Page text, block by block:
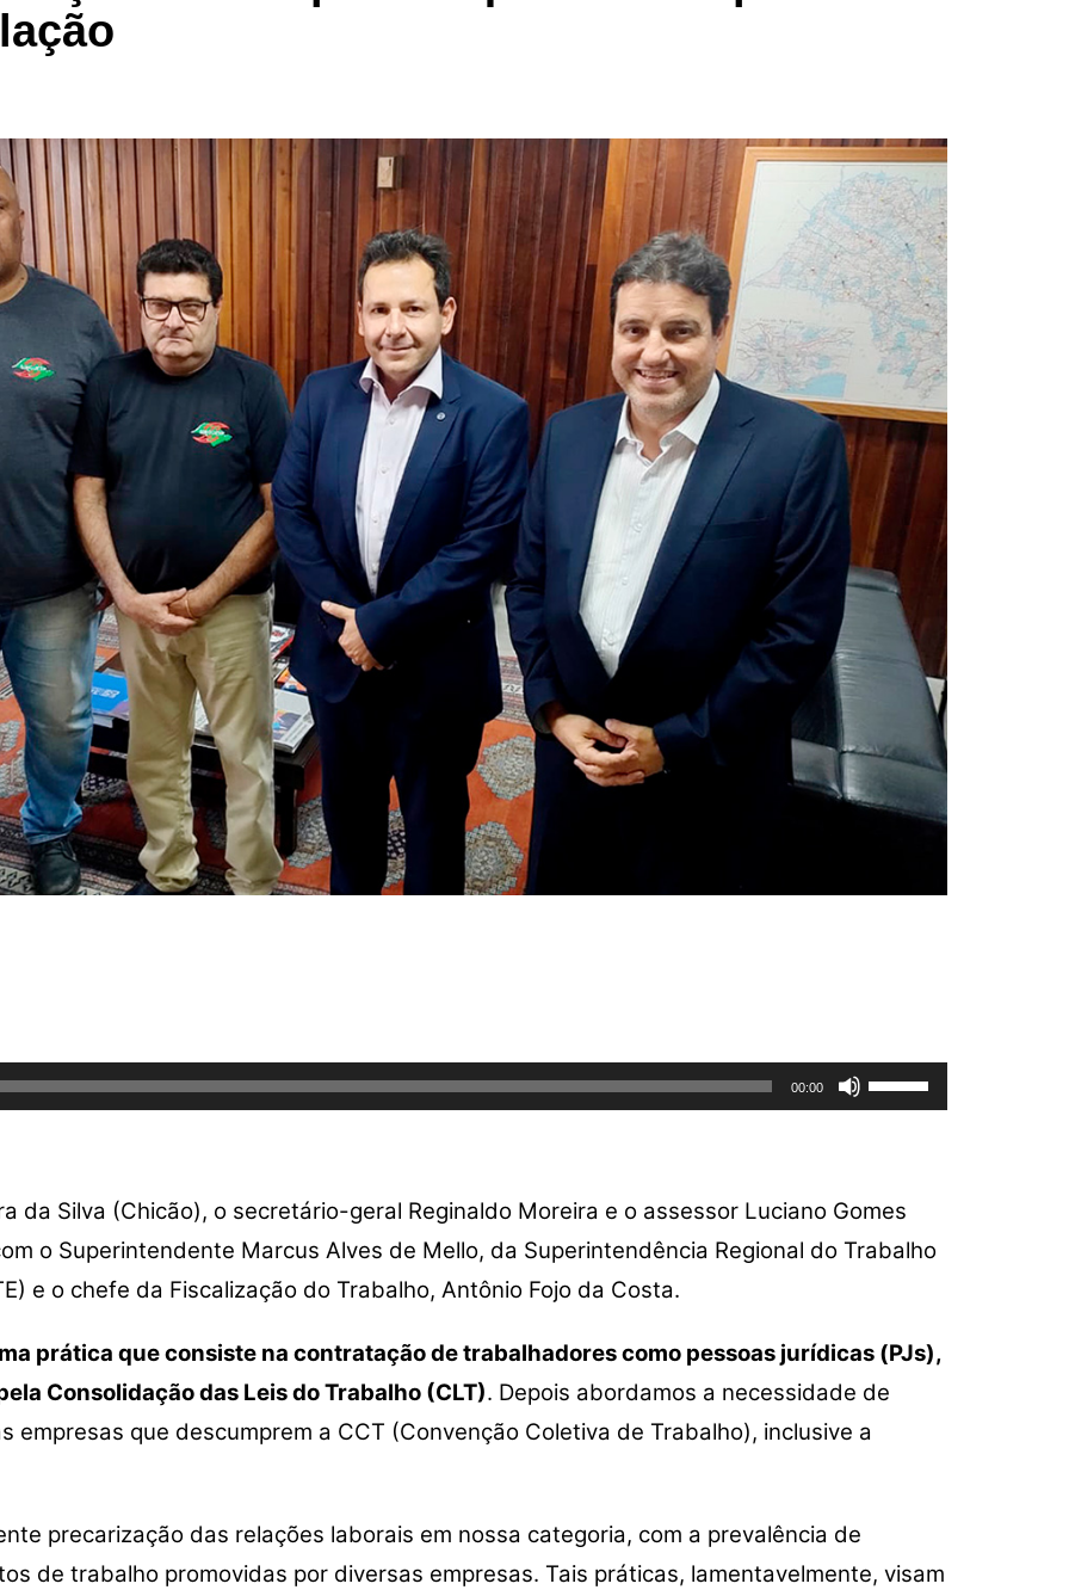
Turismo e Hospedagem
Óticas
Oftalmologista
Odontologia
00:00
as
ou
para
aumentar
diminuir
o
da Silva (Chicão), o secretário-geral Reginaldo Moreira e o assessor Luciano Gomes
o Superintendente Marcus Alves de Mello, da Superintendência Regional do Trabalho
e o chefe da Fiscalização do Trabalho, Antônio Fojo da Costa.
prática que consiste na contratação de trabalhadores como pessoas jurídicas (PJs),
Consolidação das Leis do Trabalho (CLT). Depois abordamos a necessidade de
empresas que descumprem a CCT (Convenção Coletiva de Trabalho), inclusive a
precarização das relações laborais em nossa categoria, com a prevalência de
de trabalho promovidas por diversas empresas. Tais práticas, lamentavelmente, visam